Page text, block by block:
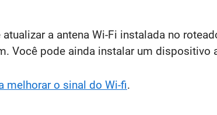
a antena Wi-Fi instalada no
Você pode ainda instalar um
melhorar o sinal do Wi-fi.